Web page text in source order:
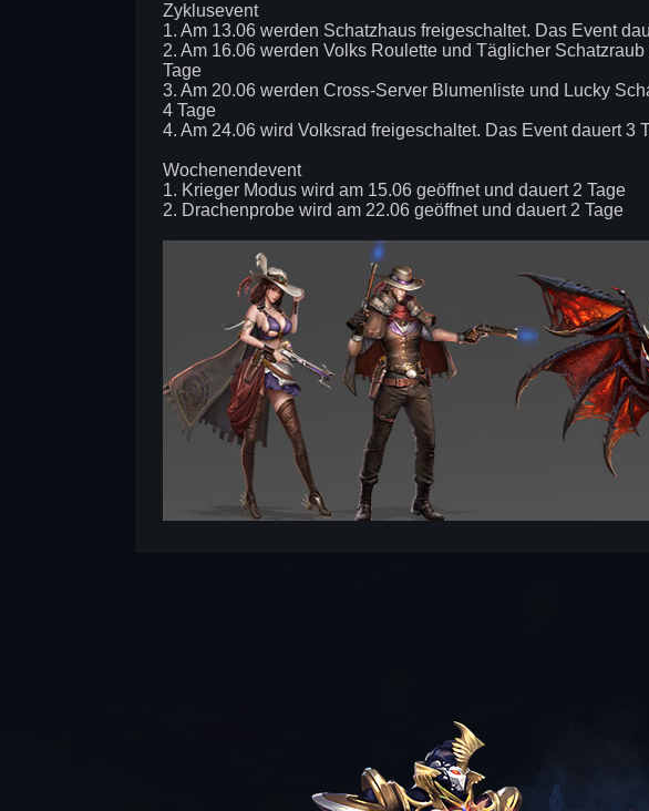
Zyklusevent
1. Am 13.06 werden Schatzhaus freigeschaltet. Das Event
2. Am 16.06 werden Volks Roulette und Täglicher
Tage
3. Am 20.06 werden Cross-Server Blumenliste und Lucky
4 Tage
4. Am 24.06 wird Volksrad freigeschaltet. Das Event dauert 3
Wochenendevent
1. Krieger Modus wird am 15.06 geöffnet und dauert 2 Tage
2. Drachenprobe wird am 22.06 geöffnet und dauert 2 Tage